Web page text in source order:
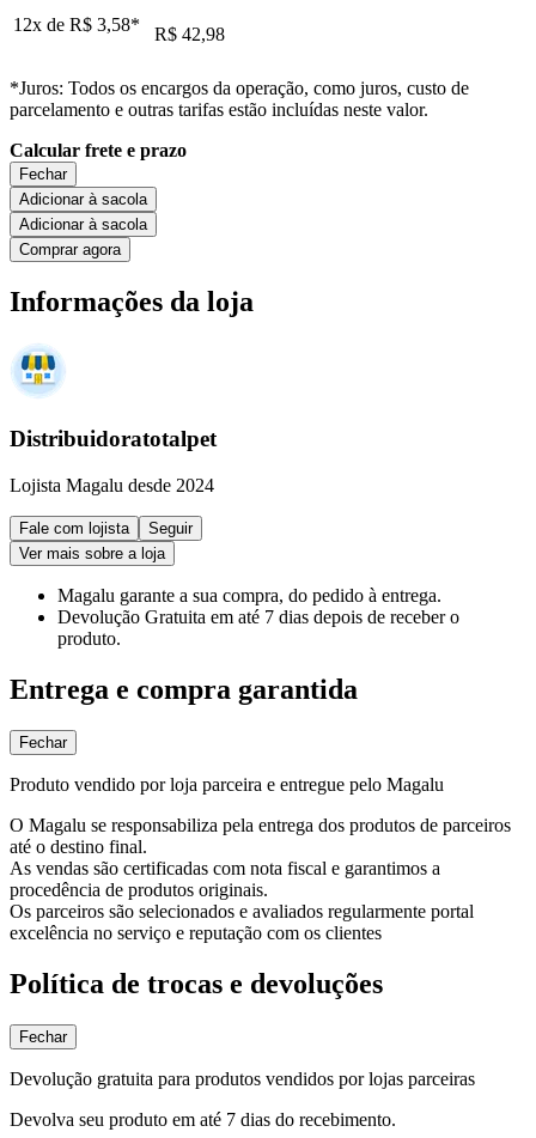
12x de R$ 3,58* R$ 42,98
*Juros: Todos os encargos da operação, como juros, custo de
parcelamento e outras tarifas estão incluídas neste valor.
Calcular frete e prazo
Fechar
Adicionar à sacola
Adicionar à sacola
Comprar agora
Informações da loja
Distribuidoratotalpet
Lojista Magalu desde 2024
Fale com lojista
Seguir
Ver mais sobre a loja
Magalu garante a sua compra, do pedido à entrega.
Devolução Gratuita em até 7 dias depois de receber o
produto.
Entrega e compra garantida
Fechar
Produto vendido por loja parceira e entregue pelo Magalu
O Magalu se responsabiliza pela entrega dos produtos de parceiros
até o destino final.
As vendas são certificadas com nota fiscal e garantimos a
procedência de produtos originais.
Os parceiros são selecionados e avaliados regularmente portal
excelência no serviço e reputação com os clientes
Política de trocas e devoluções
Fechar
Devolução gratuita para produtos vendidos por lojas parceiras
Devolva seu produto em até 7 dias do recebimento.